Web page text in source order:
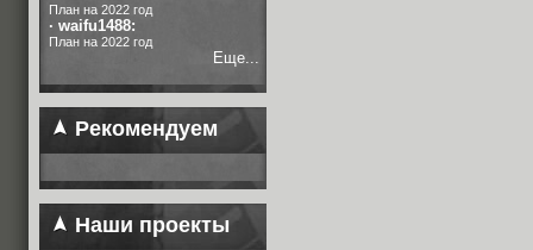
План на 2022 год
· waifu1488:
План на 2022 год
Еще...
Рекомендуем
Наши проекты